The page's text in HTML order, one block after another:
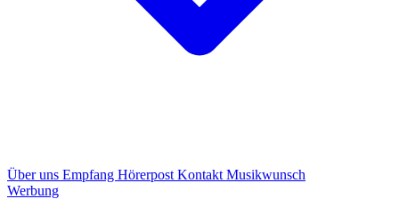
Über uns Empfang Hörerpost Kontakt Musikwunsch
Werbung